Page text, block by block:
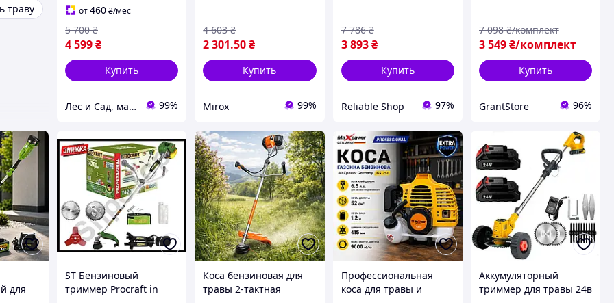
траву
от460₴/мес
4 599₴
5 700 ₴
Купить
Лес и Сад, магазин инструментов и садово-парковой техники 99%
2 301.50₴
4 603 ₴
Купить
Mirox 99%
3 893 ₴
7 786 ₴
Купить
Reliable Shop 97%
3 549₴/комплект
7 098 ₴/комплект
Купить
GrantStore 96%
для
ST Бензиновый
триммер Procraft in
Коса бензиновая для
травы 2-тактная
Профессиональная
коса для травы и
Аккумуляторный
триммер для травы 24в